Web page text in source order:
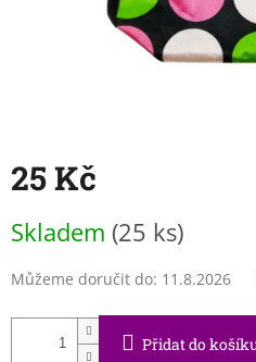
25 Kč
cena:
Skladem (25 ks)
Můžeme doručit do: 11.8.2026
Přidat do